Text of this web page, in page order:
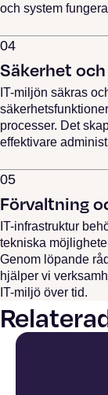
och system
04
Säkerhet
IT-miljön säkras
processer. Det
effektivare
05
Förvaltning
IT-infrastruktur
tekniska
Genom löpande
hjälper vi
IT-miljö över tid.